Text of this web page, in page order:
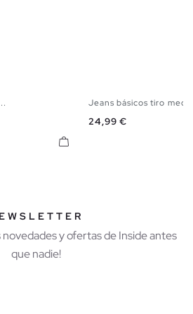
Jeans básicos tiro
Precio
24,99 €
novedades y ofertas de Inside antes
que nadie!